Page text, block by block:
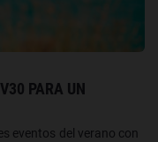
PARA UN
eventos del verano con